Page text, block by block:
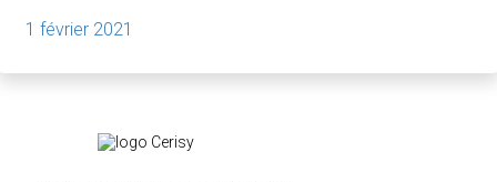
1 février 2021